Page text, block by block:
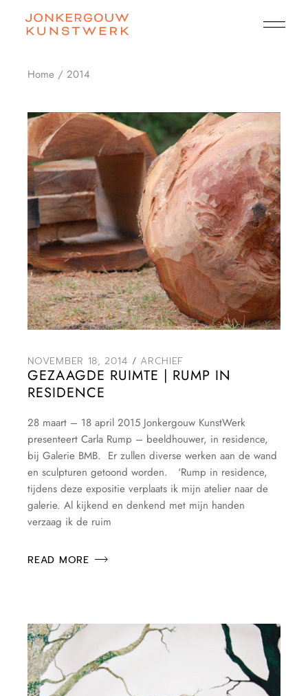
content
Home 2014
NOVEMBER 18, 2014 ARCHIEF
GEZAAGDE RUIMTE | RUMP IN
RESIDENCE
28 maart – 18 april 2015 Jonkergouw KunstWerk
presenteert Carla Rump – beeldhouwer, in residence,
bij Galerie BMB. Er zullen diverse werken aan de wand
en sculpturen getoond worden. ‘Rump in residence,
tijdens deze expositie verplaats ik mijn atelier naar de
galerie. Al kijkend en denkend met mijn handen
verzaag ik de ruim
READ MORE